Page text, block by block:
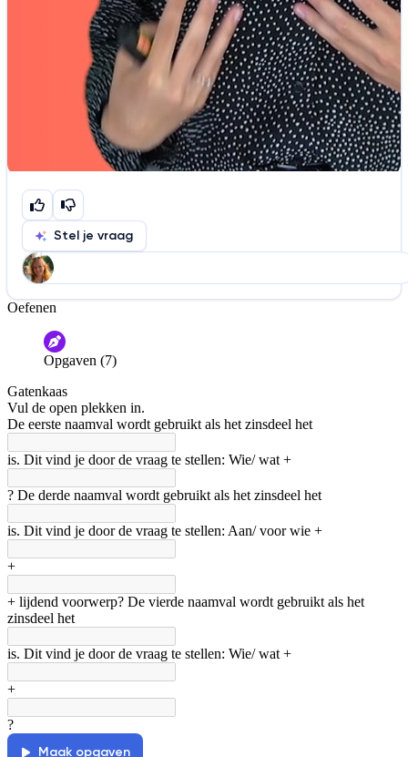
Stel je vraag
Help ons de video te verbeteren
De audio is slecht
Informatie is onjuist
De docent is te langdradig
De uitleg gaat te langzaam
De uitleg gaat te snel
Afspelen werkte niet
Iets anders
Oefenen
Opgaven (7)
Gatenkaas
Vul de open plekken in.
De eerste naamval wordt gebruikt als het zinsdeel het
is. Dit vind je door de vraag te stellen: Wie/ wat +
? De derde naamval wordt gebruikt als het zinsdeel het
is. Dit vind je door de vraag te stellen: Aan/ voor wie +
+
+ lijdend voorwerp? De vierde naamval wordt gebruikt als het
zinsdeel het
is. Dit vind je door de vraag te stellen: Wie/ wat +
+
?
Maak opgaven